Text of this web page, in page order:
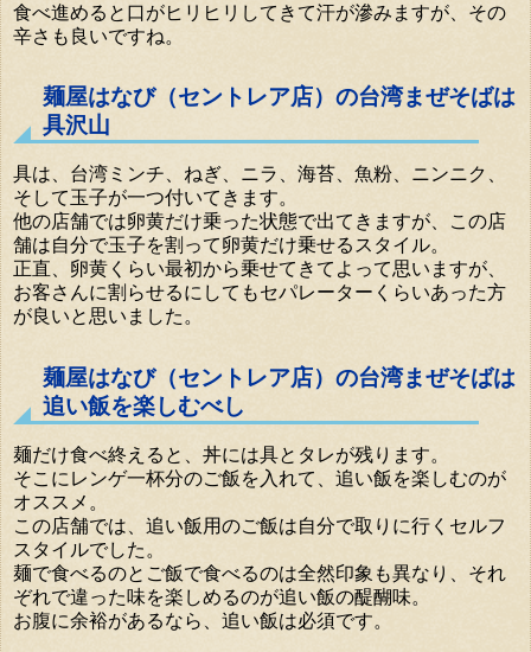
食べ進めると口がヒリヒリしてきて汗が滲みますが、その
辛さも良いですね。
麺屋はなび（セントレア店）の台湾まぜそばは
具沢山
具は、台湾ミンチ、ねぎ、ニラ、海苔、魚粉、ニンニク、
そして玉子が一つ付いてきます。
他の店舗では卵黄だけ乗った状態で出てきますが、この店
舗は自分で玉子を割って卵黄だけ乗せるスタイル。
正直、卵黄くらい最初から乗せてきてよって思いますが、
お客さんに割らせるにしてもセパレーターくらいあった方
が良いと思いました。
麺屋はなび（セントレア店）の台湾まぜそばは
追い飯を楽しむべし
麺だけ食べ終えると、丼には具とタレが残ります。
そこにレンゲ一杯分のご飯を入れて、追い飯を楽しむのが
オススメ。
この店舗では、追い飯用のご飯は自分で取りに行くセルフ
スタイルでした。
麺で食べるのとご飯で食べるのは全然印象も異なり、それ
ぞれで違った味を楽しめるのが追い飯の醍醐味。
お腹に余裕があるなら、追い飯は必須です。